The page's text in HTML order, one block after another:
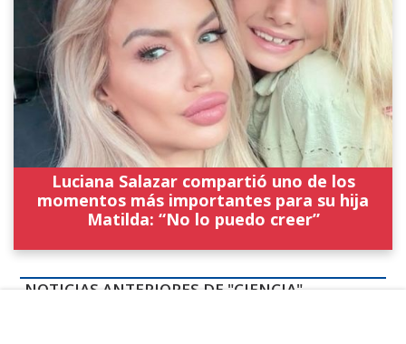
Luciana Salazar compartió uno de los
momentos más importantes para su hija
Matilda: “No lo puedo creer”
NOTICIAS ANTERIORES DE "CIENCIA"